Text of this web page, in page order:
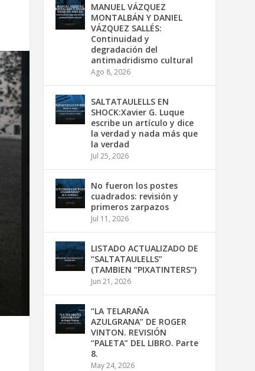
MANUEL VÁZQUEZ
MONTALBÁN Y DANIEL
VÁZQUEZ SALLÉS:
Continuidad y
degradación del
antimadridismo cultural
Ago 8, 2026
SALTATAULELLS EN
SHOCK:Xavier G. Luque
escribe un artículo y dice
la verdad y nada más que
la verdad
Jul 25, 2026
No fueron los postes
cuadrados: revisión y
primeros zarpazos
Jul 11, 2026
LISTADO ACTUALIZADO DE
“SALTATAULELLS”
(TAMBIEN “PIXATINTERS”)
Jun 21, 2026
“LA TELARAÑA
AZULGRANA” DE ROGER
VINTON. REVISIÓN
“PALETA” DEL LIBRO. Parte
8.
May 24, 2026